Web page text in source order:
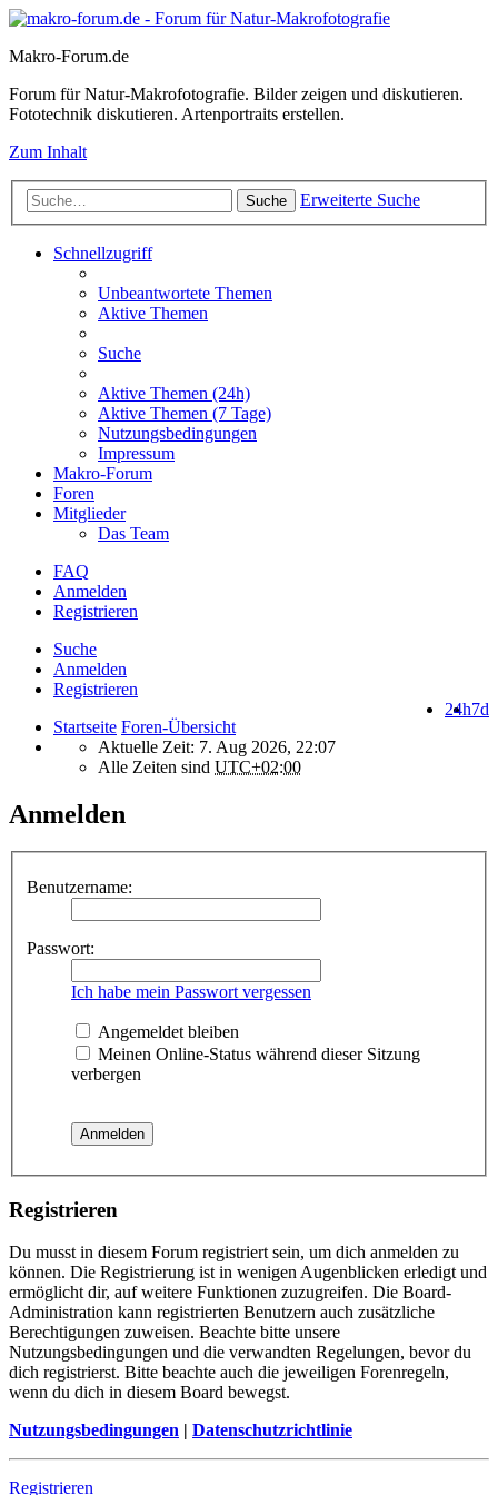
Makro-Forum.de
Forum für Natur-Makrofotografie. Bilder zeigen und diskutieren.
Fototechnik diskutieren. Artenportraits erstellen.
Zum Inhalt
Suche Erweiterte Suche
Schnellzugriff
Unbeantwortete Themen
Aktive Themen
Suche
Aktive Themen (24h)
Aktive Themen (7 Tage)
Nutzungsbedingungen
Impressum
Makro-Forum
Foren
Mitglieder
Das Team
FAQ
Anmelden
Registrieren
Suche
Anmelden
Registrieren
7d
24h
Startseite Foren-Übersicht
Aktuelle Zeit: 7. Aug 2026, 22:07
Alle Zeiten sind UTC+02:00
Anmelden
Benutzername:
Passwort:
Ich habe mein Passwort vergessen
Angemeldet bleiben
Meinen Online-Status während dieser Sitzung
verbergen
Registrieren
Du musst in diesem Forum registriert sein, um dich anmelden zu
können. Die Registrierung ist in wenigen Augenblicken erledigt und
ermöglicht dir, auf weitere Funktionen zuzugreifen. Die Board-
Administration kann registrierten Benutzern auch zusätzliche
Berechtigungen zuweisen. Beachte bitte unsere
Nutzungsbedingungen und die verwandten Regelungen, bevor du
dich registrierst. Bitte beachte auch die jeweiligen Forenregeln,
wenn du dich in diesem Board bewegst.
Nutzungsbedingungen | Datenschutzrichtlinie
Registrieren